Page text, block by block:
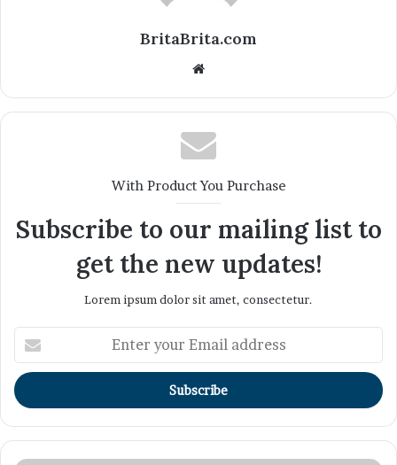
BritaBrita.com
With Product You Purchase
Subscribe to our mailing list to
get the new updates!
Lorem ipsum dolor sit amet, consectetur.
your
Email
address